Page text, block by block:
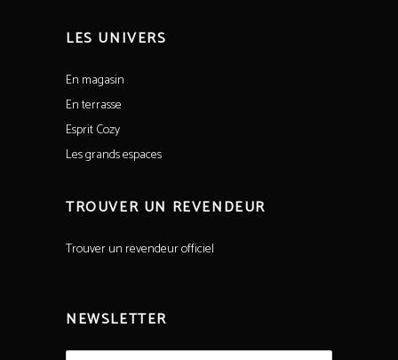
LES UNIVERS
En magasin
En terrasse
Esprit Cozy
Les grands espaces
TROUVER UN REVENDEUR
Trouver un revendeur officiel
NEWSLETTER